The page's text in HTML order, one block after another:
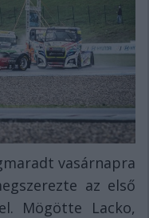
vasárnapra
az első
Mögötte Lacko,